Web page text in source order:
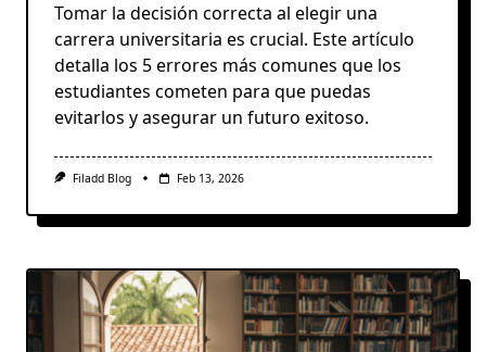
Tomar la decisión correcta al elegir una
carrera universitaria es crucial. Este artículo
detalla los 5 errores más comunes que los
estudiantes cometen para que puedas
evitarlos y asegurar un futuro exitoso.
Filadd Blog Feb 13, 2026